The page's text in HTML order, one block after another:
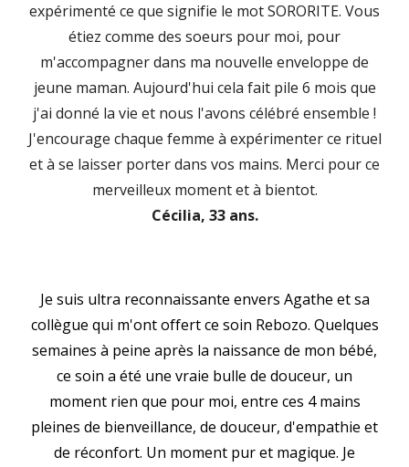
expérimenté ce que signifie le mot SORORITE. Vous
étiez comme des soeurs pour moi, pour
m'accompagner dans ma nouvelle enveloppe de
jeune maman. Aujourd'hui cela fait pile 6 mois que
j'ai donné la vie et nous l'avons célébré ensemble !
J'encourage chaque femme à expérimenter ce rituel
et à se laisser porter dans vos mains. Merci pour ce
merveilleux moment et à bientot.
Cécilia, 33 ans.
Je suis ultra reconnaissante envers Agathe et sa
collègue qui m'ont offert ce soin Rebozo. Quelques
semaines à peine après la naissance de mon bébé,
ce soin a été une vraie bulle de douceur, un
moment rien que pour moi, entre ces 4 mains
pleines de bienveillance, de douceur, d'empathie et
de réconfort. Un moment pur et magique. Je